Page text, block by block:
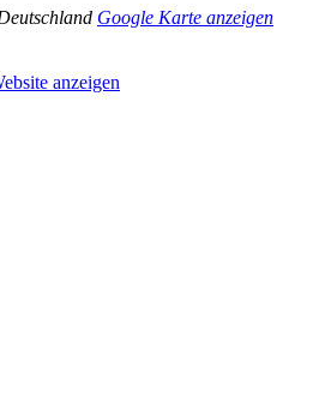
Google Karte anzeigen
anzeigen